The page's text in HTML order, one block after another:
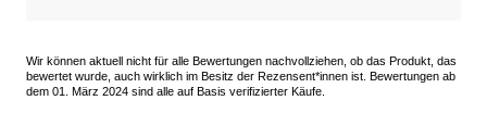
Wir können aktuell nicht für alle Bewertungen nachvollziehen, ob das Produkt, das
bewertet wurde, auch wirklich im Besitz der Rezensent*innen ist. Bewertungen ab
dem 01. März 2024 sind alle auf Basis verifizierter Käufe.